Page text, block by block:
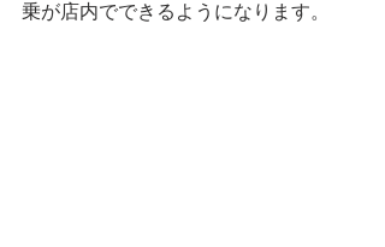
乗が店内でできるようになります。